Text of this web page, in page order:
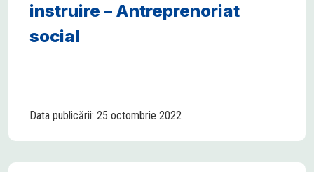
instruire – Antreprenoriat
social
Data publicării: 25 octombrie 2022